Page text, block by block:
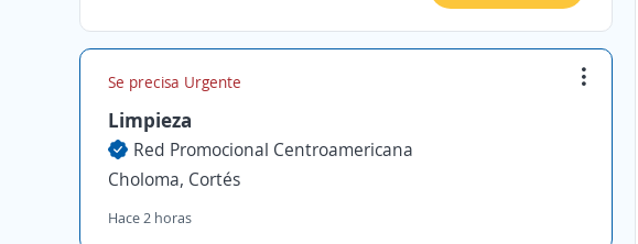
Se precisa Urgente
Limpieza
Red Promocional Centroamericana
Choloma, Cortés
Hace 2 horas